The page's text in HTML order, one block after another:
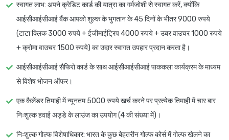
स्वागत लाभ: अपने क्रेडिट कार्ड की यात्रा का गर्मजोशी से स्वागत करें, क्योंकि
आईसीआईसीआई बैंक आपको शुल्क के भुगतान के 45 दिनों के भीतर 9000 रुपये
(टाटा क्लिक 3000 रुपये + ईजीमाईट्रिप 4000 रुपये + उबर वाउचर 1000 रुपये
+ क्रोमा वाउचर 1500 रुपये) का उदार स्वागत उपहार प्रदान करता है।
आईसीआईसीआई सैफिरो कार्ड के साथ आईसीआईसीआई पाककला कार्यक्रम के माध्यम
से विशेष भोजन ऑफर।
एक कैलेंडर तिमाही में न्यूनतम 5000 रुपये खर्च करने पर प्रत्येक तिमाही में चार बार
निःशुल्क हवाई अड्डे के लाउंज का उपयोग (4 की संख्या में)।
निःशुल्क गोल्फ विशेषाधिकार: भारत के कुछ बेहतरीन गोल्फ कोर्स में गोल्फ खेलने का